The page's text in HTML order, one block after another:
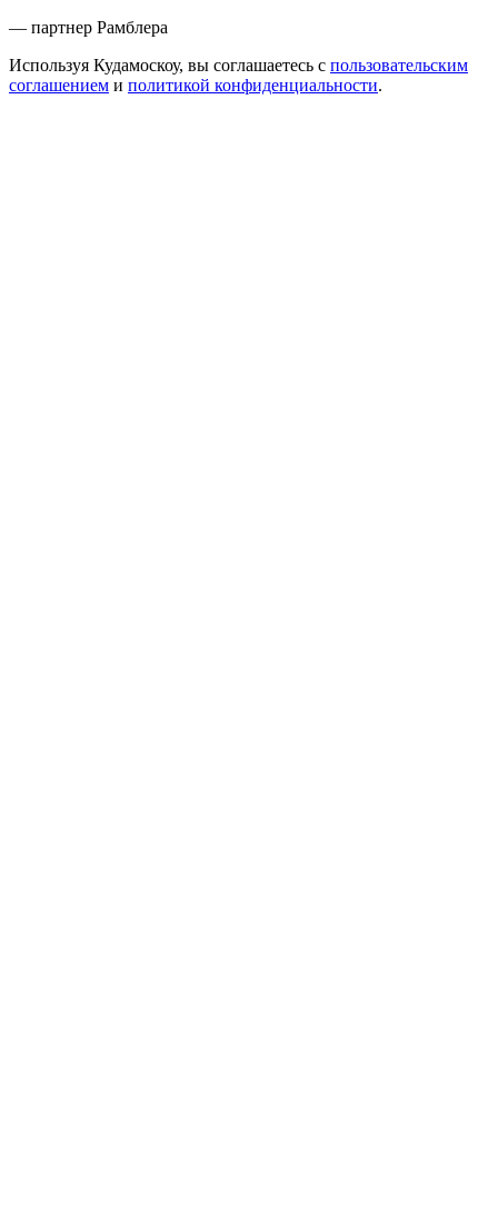
— партнер Рамблера
Используя Кудамоскоу, вы соглашаетесь с пользовательским
соглашением и политикой конфиденциальности.